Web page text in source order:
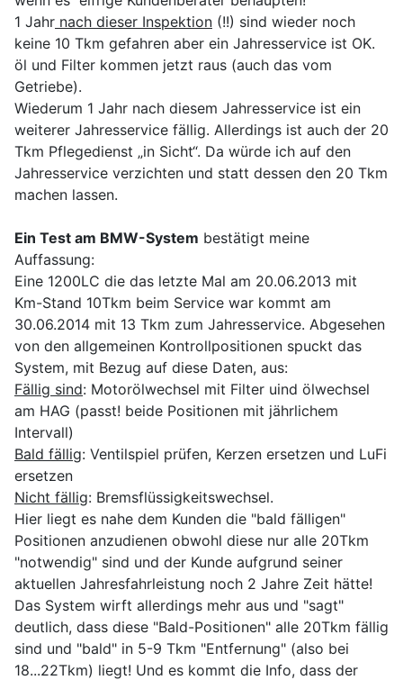
1 Jahr nach dieser Inspektion (!!) sind wieder noch
keine 10 Tkm gefahren aber ein Jahresservice ist OK.
öl und Filter kommen jetzt raus (auch das vom
Getriebe).
Wiederum 1 Jahr nach diesem Jahresservice ist ein
weiterer Jahresservice fällig. Allerdings ist auch der 20
Tkm Pflegedienst „in Sicht“. Da würde ich auf den
Jahresservice verzichten und statt dessen den 20 Tkm
machen lassen.
Ein Test am BMW-System bestätigt meine
Auffassung:
Eine 1200LC die das letzte Mal am 20.06.2013 mit
Km-Stand 10Tkm beim Service war kommt am
30.06.2014 mit 13 Tkm zum Jahresservice. Abgesehen
von den allgemeinen Kontrollpositionen spuckt das
System, mit Bezug auf diese Daten, aus:
Fällig sind: Motorölwechsel mit Filter uind ölwechsel
am HAG (passt! beide Positionen mit jährlichem
Intervall)
Bald fällig: Ventilspiel prüfen, Kerzen ersetzen und LuFi
ersetzen
Nicht fällig: Bremsflüssigkeitswechsel.
Hier liegt es nahe dem Kunden die "bald fälligen"
Positionen anzudienen obwohl diese nur alle 20Tkm
"notwendig" sind und der Kunde aufgrund seiner
aktuellen Jahresfahrleistung noch 2 Jahre Zeit hätte!
Das System wirft allerdings mehr aus und "sagt"
deutlich, dass diese "Bald-Positionen" alle 20Tkm fällig
sind und "bald" in 5-9 Tkm "Entfernung" (also bei
18...22Tkm) liegt! Und es kommt die Info, dass der